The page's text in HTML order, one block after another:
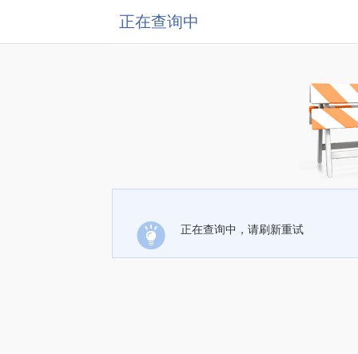
正在查询中
正在查询中，请刷新重试